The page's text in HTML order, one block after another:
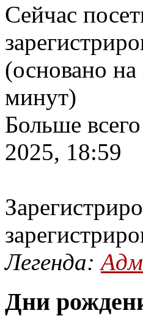
Сейчас
(основано на
минут)
Больше
2025, 18:59
Легенда:
Дни